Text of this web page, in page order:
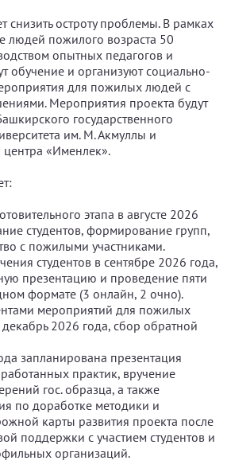
остроту проблемы. В рамках
людей пожилого возраста 50
опытных педагогов и
обучение и организуют социально-
для пожилых людей с
Мероприятия проекта будут
государственного
им. М. Акмуллы и
центра «Именлек».
этапа в августе 2026
студентов, формирование групп,
с пожилыми участниками.
студентов в сентябре 2026 года,
презентацию и проведение пяти
формате (3 онлайн, 2 очно).
мероприятий для пожилых
2026 года, сбор обратной
запланирована презентация
практик, вручение
гос. образца, а также
по доработке методики и
карты развития проекта после
поддержки с участием студентов и
организаций.